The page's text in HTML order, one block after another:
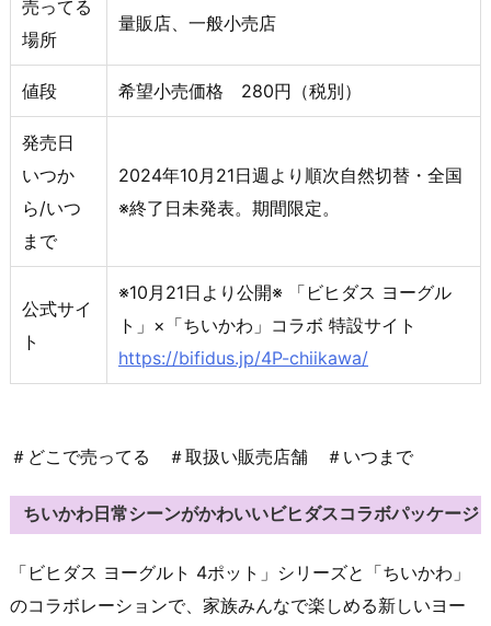
売ってる
場所
量販店、一般小売店
値段 希望小売価格 280円（税別）
発売日
いつか
ら/いつ
まで
2024年10月21日週より順次自然切替・全国
※終了日未発表。期間限定。
公式サイ
ト
※10月21日より公開※ 「ビヒダス ヨーグル
ト」×「ちいかわ」コラボ 特設サイト
https://bifidus.jp/4P-chiikawa/
＃どこで売ってる ＃取扱い販売店舗 ＃いつまで
ちいかわ日常シーンがかわいいビヒダスコラボパッケージ
「ビヒダス ヨーグルト 4ポット」シリーズと「ちいかわ」
のコラボレーションで、家族みんなで楽しめる新しいヨー